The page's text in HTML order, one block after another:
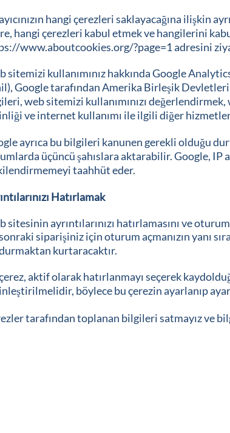
hangi çerezleri saklayacağına ilişkin
hangi çerezleri kabul etmek ve hangilerini
www.aboutcookies.org/?page=1adresini
sitemizi kullanımınız hakkında Google
Google tarafından Amerika Birleşik
web sitemizi kullanımınızı
ve internet kullanımı ile ilgili diğer
ayrıca bu bilgileri kanunen gerekli olduğu
üçüncü şahıslara aktarabilir. Google,
taahhüt eder.
Hatırlamak
sitesinin ayrıntılarınızı hatırlamasını ve
siparişiniz için oturum açmanızın yanı
kurtaracaktır.
aktif olarak hatırlanmayı seçerek
böylece bu çerezin ayarlanıp
tarafından toplanan bilgileri satmayız ve